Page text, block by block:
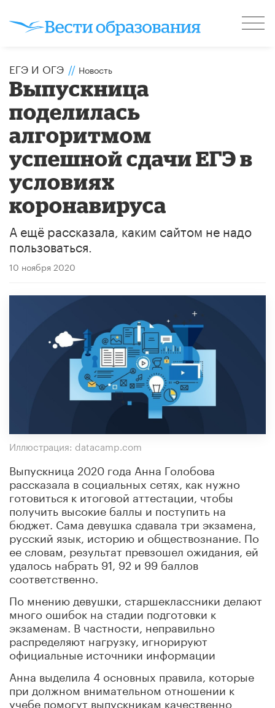
ЕГЭ И ОГЭ // Новость
Выпускница
поделилась
алгоритмом
успешной сдачи ЕГЭ в
условиях
коронавируса
А ещё рассказала, каким сайтом не надо
пользоваться.
10 ноября 2020
Иллюстрация: datacamp.com
Выпускница 2020 года Анна Голобова
рассказала в социальных сетях, как нужно
готовиться к итоговой аттестации, чтобы
получить высокие баллы и поступить на
бюджет. Сама девушка сдавала три экзамена,
русский язык, историю и обществознание. По
ее словам, результат превзошел ожидания, ей
удалось набрать 91, 92 и 99 баллов
соответственно.
По мнению девушки, старшеклассники делают
много ошибок на стадии подготовки к
экзаменам. В частности, неправильно
распределяют нагрузку, игнорируют
официальные источники информации
Анна выделила 4 основных правила, которые
при должном внимательном отношении к
учебе помогут выпускникам качественно